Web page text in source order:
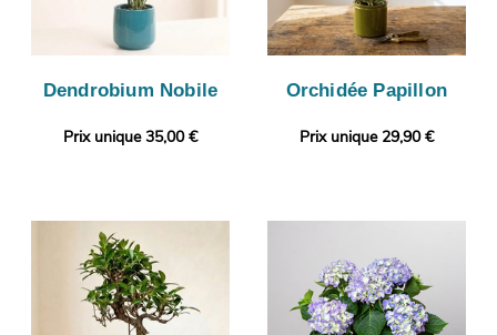
Dendrobium Nobile
Prix unique 35,00 €
Orchidée Papillon
Prix unique 29,90 €